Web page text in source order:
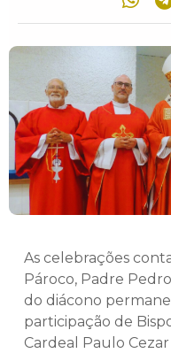
As celebrações
Pároco, Padre
do diácono
participação de
Cardeal Paulo Cezar